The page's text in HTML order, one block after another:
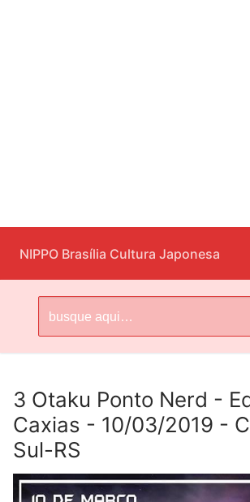
para
o
conteúdo
NIPPO Brasília Cultura Japonesa
por:
3 Otaku Ponto Nerd -
Caxias - 10/03/2019 -
Sul-RS